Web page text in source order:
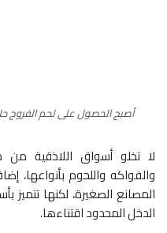
أصبح الحصول على لحم الفروج
لا تخلو أسواق اللاذقية من
والفواكه واللحوم بأنواعها،
المصانع الصغيرة، لكنها تتميز
الدخل المحدود اقتناءها.